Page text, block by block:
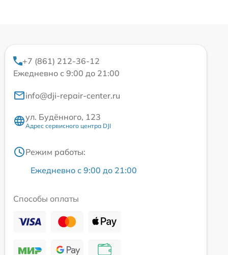
+7 (861) 212-36-12
Ежедневно с 9:00 до 21:00
info@dji-repair-center.ru
ул. Будённого, 123
Адрес сервисного центра DJI
Режим работы:
Ежедневно с 9:00 до 21:00
Способы оплаты